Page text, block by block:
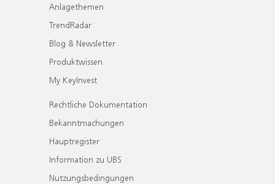
Anlagethemen
TrendRadar
Blog & Newsletter
Produktwissen
My KeyInvest
Rechtliche Dokumentation
Bekanntmachungen
Hauptregister
Information zu UBS
Nutzungsbedingungen